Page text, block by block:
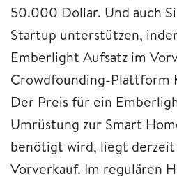
50.000 Dollar. Und auch
Startup unterstützen,
Emberlight Aufsatz im
Crowdfounding-Plattform
Der Preis für ein
Umrüstung zur Smart
benötigt wird, liegt
Vorverkauf. Im regulären